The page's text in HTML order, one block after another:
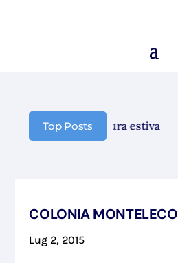
Top Postschiusura estiva
COLONIA MONTELECO
Lug 2, 2015